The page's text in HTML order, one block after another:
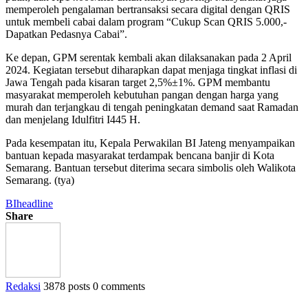
memperoleh pengalaman bertransaksi secara digital dengan QRIS
untuk membeli cabai dalam program “Cukup Scan QRIS 5.000,-
Dapatkan Pedasnya Cabai”.
Ke depan, GPM serentak kembali akan dilaksanakan pada 2 April
2024. Kegiatan tersebut diharapkan dapat menjaga tingkat inflasi di
Jawa Tengah pada kisaran target 2,5%±1%. GPM membantu
masyarakat memperoleh kebutuhan pangan dengan harga yang
murah dan terjangkau di tengah peningkatan demand saat Ramadan
dan menjelang Idulfitri I445 H.
Pada kesempatan itu, Kepala Perwakilan BI Jateng menyampaikan
bantuan kepada masyarakat terdampak bencana banjir di Kota
Semarang. Bantuan tersebut diterima secara simbolis oleh Walikota
Semarang. (tya)
BIheadline
Share
Redaksi 3878 posts 0 comments